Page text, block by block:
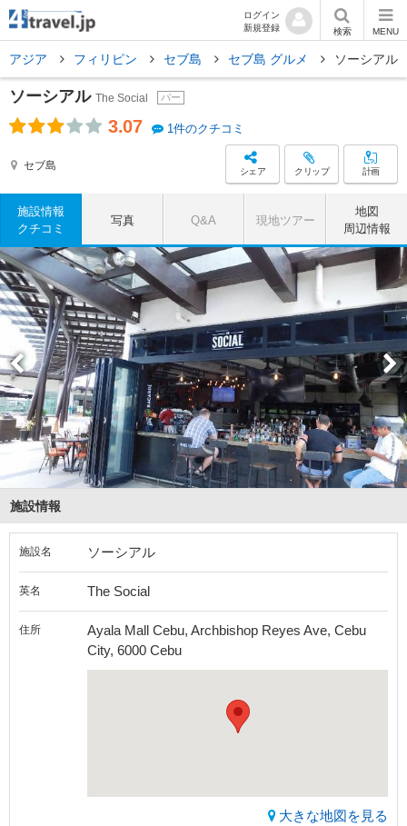
ログイン
新規登録
検索 MENU
アジア フィリピン セブ島 セブ島 グルメ ソーシアル
ソーシアル The Social バー
3.07 1件のクチコミ
セブ島 シェア クリップ 計画
施設情報
クチコミ
写真 Q&A 現地ツアー
地図
周辺情報
施設情報
施設名 ソーシアル
英名 The Social
住所
Ayala Mall Cebu, Archbishop Reyes Ave, Cebu
City, 6000 Cebu
大きな地図を見る